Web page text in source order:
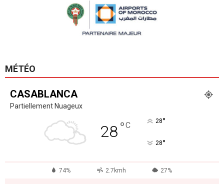
MÉTÉO
CASABLANCA
Partiellement Nuageux
28°C 28°
28°
74% 2.7kmh 27%